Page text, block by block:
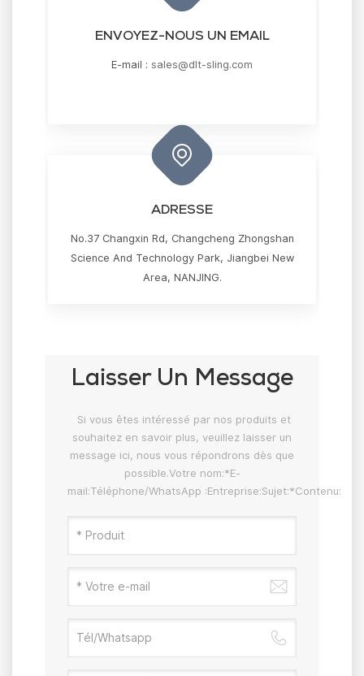
ENVOYEZ-NOUS UN EMAIL
E-mail : sales@dlt-sling.com
ADRESSE
No.37 Changxin Rd, Changcheng Zhongshan
Science And Technology Park, Jiangbei New
Area, NANJING.
Laisser Un Message
Si vous êtes intéressé par nos produits et
souhaitez en savoir plus, veuillez laisser un
message ici, nous vous répondrons dès que
possible.Votre nom:*E-
mail:Téléphone/WhatsApp :Entreprise:Sujet:*Contenu: